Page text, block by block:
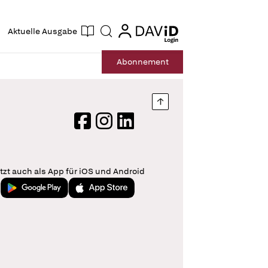
Aktuelle Ausgabe Suche login
login
Abonnement
Nach oben springen
FacebookInstagram
LinkedIn
auch als App für iOS und Android
Jetzt bei Google PlayLaden im App Store